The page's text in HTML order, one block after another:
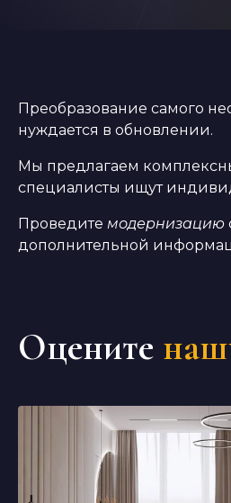
Преобразование самого
нуждается в обновлении.
Мы предлагаем
специалисты ищут
Проведите модернизацию
дополнительной
Оцените